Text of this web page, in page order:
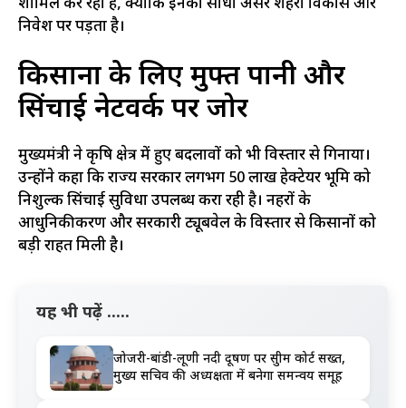
शामिल कर रही है, क्योंकि इनका सीधा असर शहरी विकास और
निवेश पर पड़ता है।
किसानों के लिए मुफ्त पानी और
सिंचाई नेटवर्क पर जोर
मुख्यमंत्री ने कृषि क्षेत्र में हुए बदलावों को भी विस्तार से गिनाया।
उन्होंने कहा कि राज्य सरकार लगभग 50 लाख हेक्टेयर भूमि को
निशुल्क सिंचाई सुविधा उपलब्ध करा रही है। नहरों के
आधुनिकीकरण और सरकारी ट्यूबवेल के विस्तार से किसानों को
बड़ी राहत मिली है।
यह भी पढ़ें .....
जोजरी-बांडी-लूणी नदी प्रदूषण पर सुप्रीम कोर्ट सख्त,
मुख्य सचिव की अध्यक्षता में बनेगा समन्वय समूह